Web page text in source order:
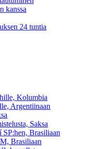
kanssa
24 tuntia
Kolumbia
Argentiinaan
Saksa
SP:hen, Brasiliaan
Brasiliaan